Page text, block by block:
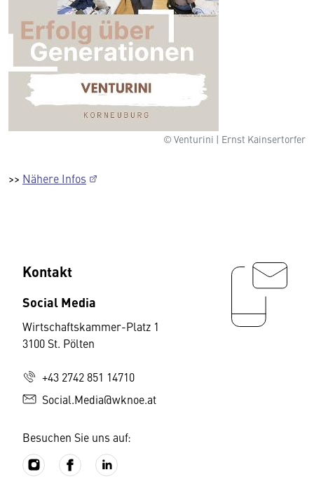
© Venturini | Ernst Kainsertorfer
>> Nähere Infos
Kontakt
Social Media
Wirtschaftskammer-Platz 1
3100 St. Pölten
+43 2742 851 14710
Social.Media@wknoe.at
Besuchen Sie uns auf: